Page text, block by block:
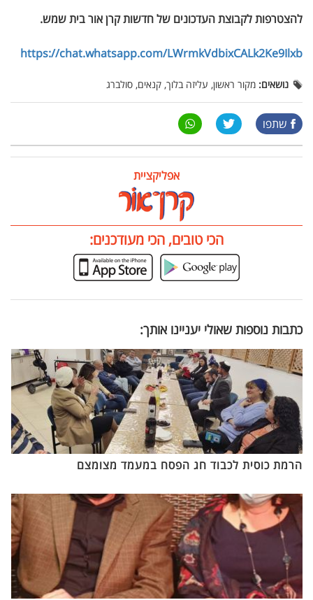
להצטרפות לקבוצת העדכונים של חדשות קרן אור בית שמש.
https://chat.whatsapp.com/LWrmkVdbixCALk2Ke9Ilxb
נושאים: מקור ראשון, עליזה בלוך, קנאים, סולברג
שתפו
אפליקציית
הכי טובים, הכי מעודכנים:
כתבות נוספות שאולי יעניינו אותך:
הרמת כוסית לכבוד חג הפסח במעמד מצומצם